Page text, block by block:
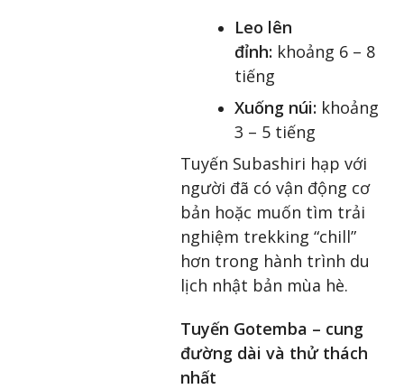
Leo lên
đỉnh: khoảng 6 – 8
tiếng
Xuống núi: khoảng
3 – 5 tiếng
Tuyến Subashiri hạp với
người đã có vận động cơ
bản hoặc muốn tìm trải
nghiệm trekking “chill”
hơn trong hành trình du
lịch nhật bản mùa hè.
Tuyến Gotemba – cung
đường dài và thử thách
nhất